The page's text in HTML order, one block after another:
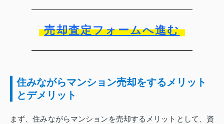
売却査定フォームへ進む
住みながらマンション売却をするメリット
とデメリット
まず、住みながらマンションを売却するメリットとして、資